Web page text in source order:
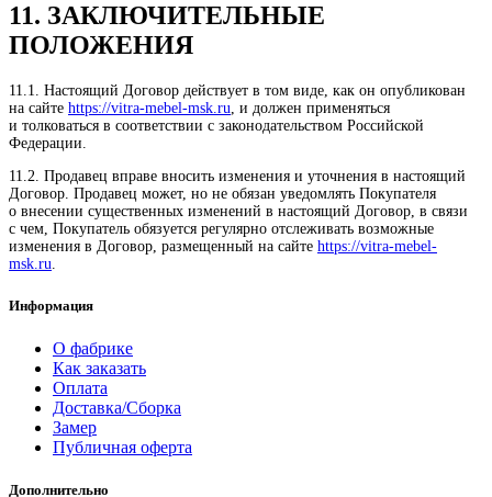
11. ЗАКЛЮЧИТЕЛЬНЫЕ
ПОЛОЖЕНИЯ
11.1. Настоящий Договор действует в том виде, как он опубликован
на сайте https://vitra-mebel-msk.ru , и должен применяться
и толковаться в соответствии с законодательством Российской
Федерации.
11.2. Продавец вправе вносить изменения и уточнения в настоящий
Договор. Продавец может, но не обязан уведомлять Покупателя
о внесении существенных изменений в настоящий Договор, в связи
с чем, Покупатель обязуется регулярно отслеживать возможные
изменения в Договор, размещенный на сайте https://vitra-mebel-
msk.ru
Информация
О фабрике
Как заказать
Оплата
Доставка/Сборка
Замер
Публичная оферта
Дополнительно